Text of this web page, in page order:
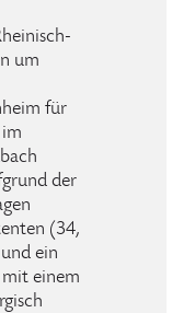
um
für
der
(34,
ein
einem